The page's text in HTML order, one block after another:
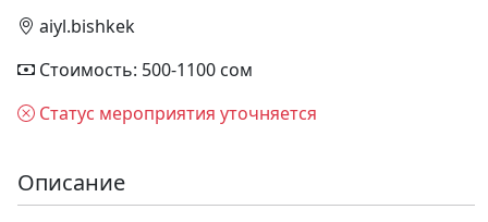
aiyl.bishkek
Стоимость: 500-1100 сом
Статус мероприятия уточняется
Описание